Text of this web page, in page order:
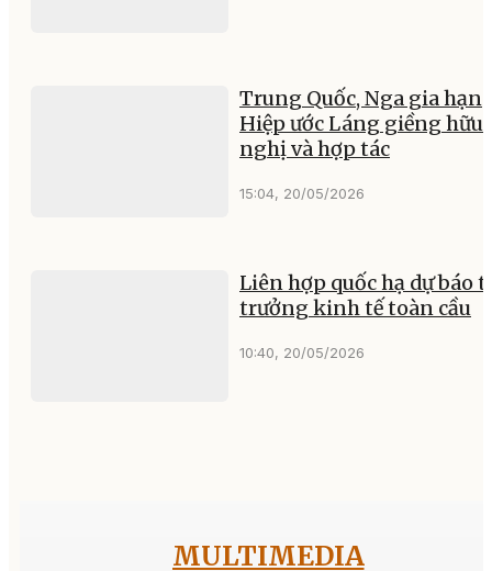
Trung Quốc, Nga gia hạn
Hiệp ước Láng giềng hữu
nghị và hợp tác
15:04, 20/05/2026
Liên hợp quốc hạ dự báo
trưởng kinh tế toàn cầu
10:40, 20/05/2026
MULTIMEDIA